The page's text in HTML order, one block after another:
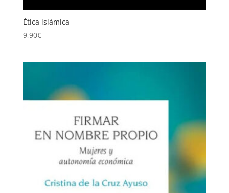
Ética islámica
9,90€